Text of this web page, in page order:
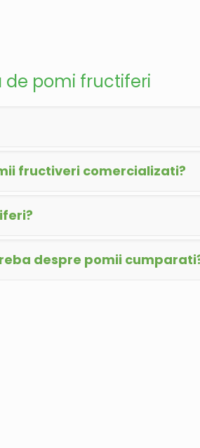
de pomi fructiferi
fructiveri comercializati?
despre pomii